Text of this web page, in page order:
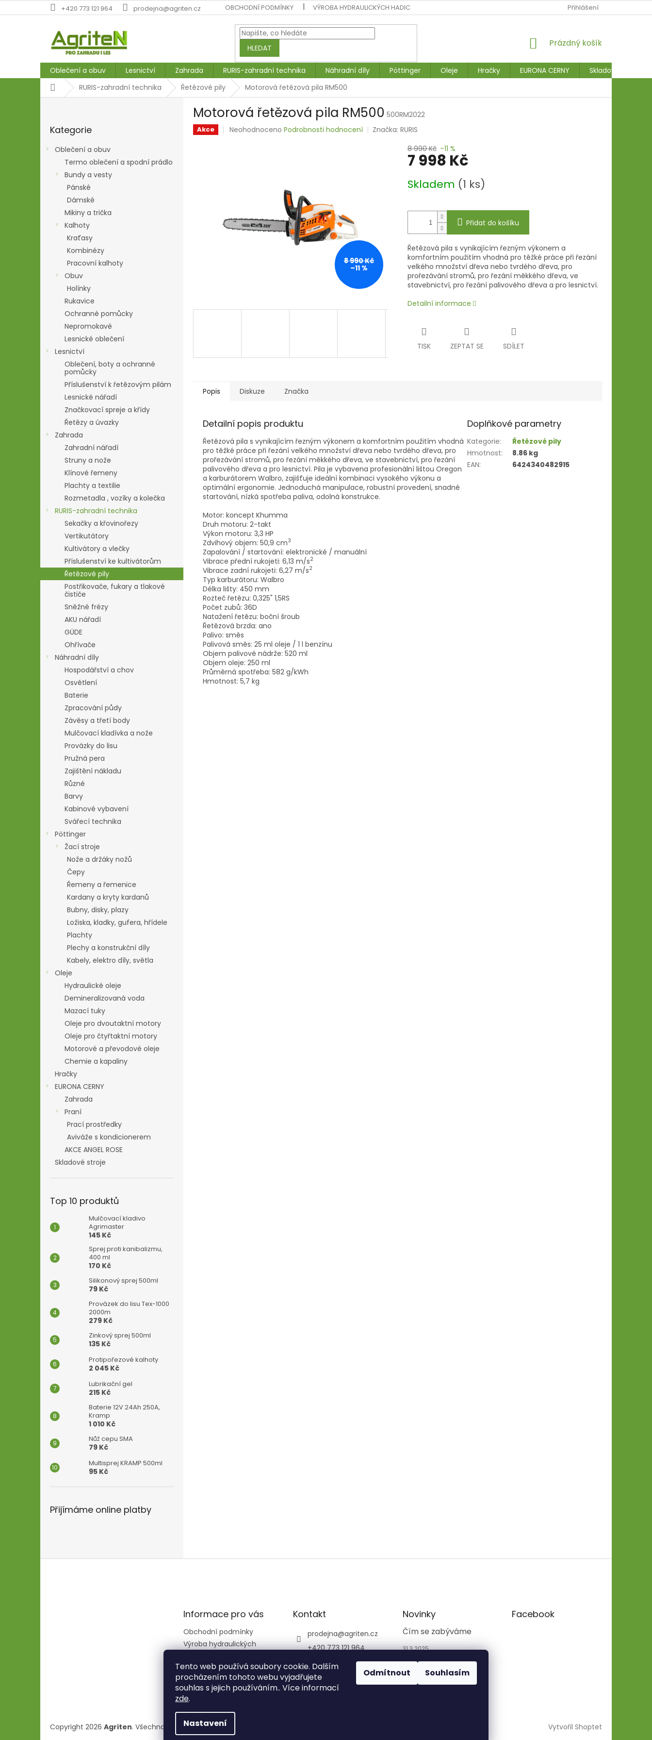
Tento web používá soubory cookie. Dalším
procházením tohoto webu vyjadřujete
souhlas s jejich používáním.. Více informací
zde.
Nastavení
Odmítnout Souhlasím
na
+420 773 121 964 prodejna@agriten.cz OBCHODNÍ PODMÍNKY VÝROBA HYDRAULICKÝCH HADIC Přihlášení
HLEDAT
NÁKUPNÍ
Prázdný košík
Oblečení a obuv Lesnictví Zahrada RURIS-zahradní technika Náhradní díly Pöttinger Oleje Hračky EURONA CERNY
Skladové stroje
DomůRURIS-zahradní technika Řetězové pily Motorová řetězová pila RM500
kategorie
Kategorie
Oblečení a obuv
Termo oblečení a spodní prádlo
Bundy a vesty
Pánské
Dámské
Mikiny a trička
Kalhoty
Kraťasy
Kombinézy
Pracovní kalhoty
Obuv
Holínky
Rukavice
Ochranné pomůcky
Nepromokavé
Lesnické oblečení
Lesnictví
Oblečení, boty a ochranné
pomůcky
Příslušenství k řetězovým pilám
Lesnické nářadí
Značkovací spreje a křídy
Řetězy a úvazky
Zahrada
Zahradní nářadí
Struny a nože
Klínové řemeny
Plachty a textilie
Rozmetadla , vozíky a kolečka
RURIS-zahradní technika
Sekačky a křovinořezy
Vertikutátory
Kultivátory a vlečky
Příslušenství ke kultivátorům
Řetězové pily
Postřikovače, fukary a tlakové
čističe
Sněžné frézy
AKU nářadí
GÜDE
Ohřívače
Náhradní díly
Hospodářství a chov
Osvětlení
Baterie
Zpracování půdy
Závěsy a třetí body
Mulčovací kladívka a nože
Provázky do lisu
Pružná pera
Zajištění nákladu
Různé
Barvy
Kabinové vybavení
Svářecí technika
Pöttinger
Žací stroje
Nože a držáky nožů
Čepy
Řemeny a řemenice
Kardany a kryty kardanů
Bubny, disky, plazy
Ložiska, kladky, gufera, hřídele
Plachty
Plechy a konstrukční díly
Kabely, elektro díly, světla
Oleje
Hydraulické oleje
Demineralizovaná voda
Mazací tuky
Oleje pro dvoutaktní motory
Oleje pro čtyřtaktní motory
Motorové a převodové oleje
Chemie a kapaliny
Hračky
EURONA CERNY
Zahrada
Praní
Prací prostředky
Aviváže s kondicionerem
AKCE ANGEL ROSE
Skladové stroje
Top 10 produktů
Mulčovací kladivo
Agrimaster
145 Kč
Sprej proti kanibalizmu,
400 ml
170 Kč
Silikonový sprej 500ml
79 Kč
Provázek do lisu Tex-1000
2000m
279 Kč
Zinkový sprej 500ml
135 Kč
Protipořezové kalhoty
2 045 Kč
Lubrikační gel
215 Kč
Baterie 12V 24Ah 250A,
Kramp
1 010 Kč
Nůž cepu SMA
79 Kč
Multisprej KRAMP 500ml
95 Kč
Přijímáme online platby
Motorová řetězová pila RM500 500RM2022
Akce
Průměrné
Neohodnoceno Podrobnosti hodnocení Značka: RURIS
8 990 Kč
–11 %
8 990 Kč –11 %
7 998 Kč
cena:
Skladem (1 ks)
Přidat do košíku
Řetězová pila s vynikajícím řezným výkonem a
komfortním použitím vhodná pro těžké práce při řezání
velkého množství dřeva nebo tvrdého dřeva, pro
prořezávání stromů, pro řezání měkkého dřeva, ve
stavebnictví, pro řezání palivového dřeva a pro lesnictví.
Detailní informace
TISK ZEPTAT SE SDÍLET
Popis Diskuze Značka
Detailní popis produktu
Řetězová pila s vynikajícím řezným výkonem a komfortním použitím vhodná
pro těžké práce při řezání velkého množství dřeva nebo tvrdého dřeva, pro
prořezávání stromů, pro řezání měkkého dřeva, ve stavebnictví, pro řezání
palivového dřeva a pro lesnictví. Pila je vybavena profesionální lištou Oregon
a karburátorem Walbro, zajišťuje ideální kombinaci vysokého výkonu a
optimální ergonomie. Jednoduchá manipulace, robustní provedení, snadné
startování, nízká spotřeba paliva, odolná konstrukce.
Motor: koncept Khumma
Druh motoru: 2-takt
Výkon motoru: 3,3 HP
Zdvihový objem: 50,9 cm3
Zapalování / startování: elektronické / manuální
Vibrace přední rukojeti: 6,13 m/s2
Vibrace zadní rukojeti: 6,27 m/s2
Typ karburátoru: Walbro
Délka lišty: 450 mm
Rozteč řetězu: 0,325" 1,5RS
Počet zubů: 36D
Natažení řetězu: boční šroub
Řetězová brzda: ano
Palivo: směs
Palivová směs: 25 ml oleje / 1 l benzínu
Objem palivové nádrže: 520 ml
Objem oleje: 250 ml
Průměrná spotřeba: 582 g/kWh
Hmotnost: 5,7 kg
Doplňkové parametry
Kategorie:
Řetězové pily
Hmotnost:
8.86 kg
EAN: 6424340482915
Informace pro vás
Obchodní podmínky
Výroba hydraulických
Kontakt
prodejna@agriten.cz
+420 773 121 964
+420 773 121 964
agriten_prodejna_tru
tnov_
Novinky
Čím se zabýváme
31.3.2025
Facebook
Vytvořil Shoptet
Copyright 2026 Agriten. Všechna práva vyhrazena.